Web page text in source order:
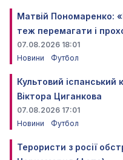
Матвій Пономаренко:
теж перемагати і
07.08.2026 18:01
Новини
Футбол
Культовий
Віктора Циганкова
07.08.2026 17:01
Новини
Футбол
Терористи з росії